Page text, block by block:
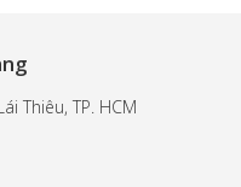
Thiêu, TP. HCM